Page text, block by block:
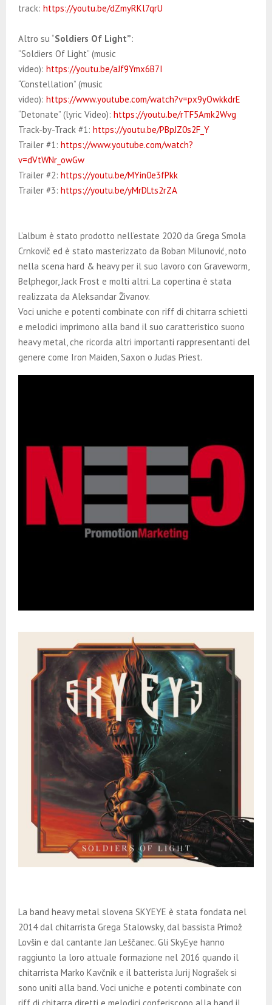
track: https://youtu.be/dZmyRKl7qrU
Altro su “Soldiers Of Light”:
“Soldiers Of Light” (music
video): https://youtu.be/aJf9Ymx6B7I
“Constellation” (music
video): https://www.youtube.com/watch?v=px9yOwkkdrE
“Detonate” (lyric Video): https://youtu.be/rTF5Amk2Wvg
Track-by-Track #1: https://youtu.be/PBpJZ0s2F_Y
Trailer #1: https://www.youtube.com/watch?
v=dVtWNr_owGw
Trailer #2: https://youtu.be/MYin0e3fPkk
Trailer #3: https://youtu.be/yMrDLts2rZA
L’album è stato prodotto nell’estate 2020 da Grega Smola
Crnkovič ed è stato masterizzato da Boban Milunović, noto
nella scena hard & heavy per il suo lavoro con Graveworm,
Belphegor, Jack Frost e molti altri. La copertina è stata
realizzata da Aleksandar Živanov.
Voci uniche e potenti combinate con riff di chitarra schietti
e melodici imprimono alla band il suo caratteristico suono
heavy metal, che ricorda altri importanti rappresentanti del
genere come Iron Maiden, Saxon o Judas Priest.
La band heavy metal slovena SKYEYE è stata fondata nel
2014 dal chitarrista Grega Stalowsky, dal bassista Primož
Lovšin e dal cantante Jan Leščanec. Gli SkyEye hanno
raggiunto la loro attuale formazione nel 2016 quando il
chitarrista Marko Kavčnik e il batterista Jurij Nograšek si
sono uniti alla band. Voci uniche e potenti combinate con